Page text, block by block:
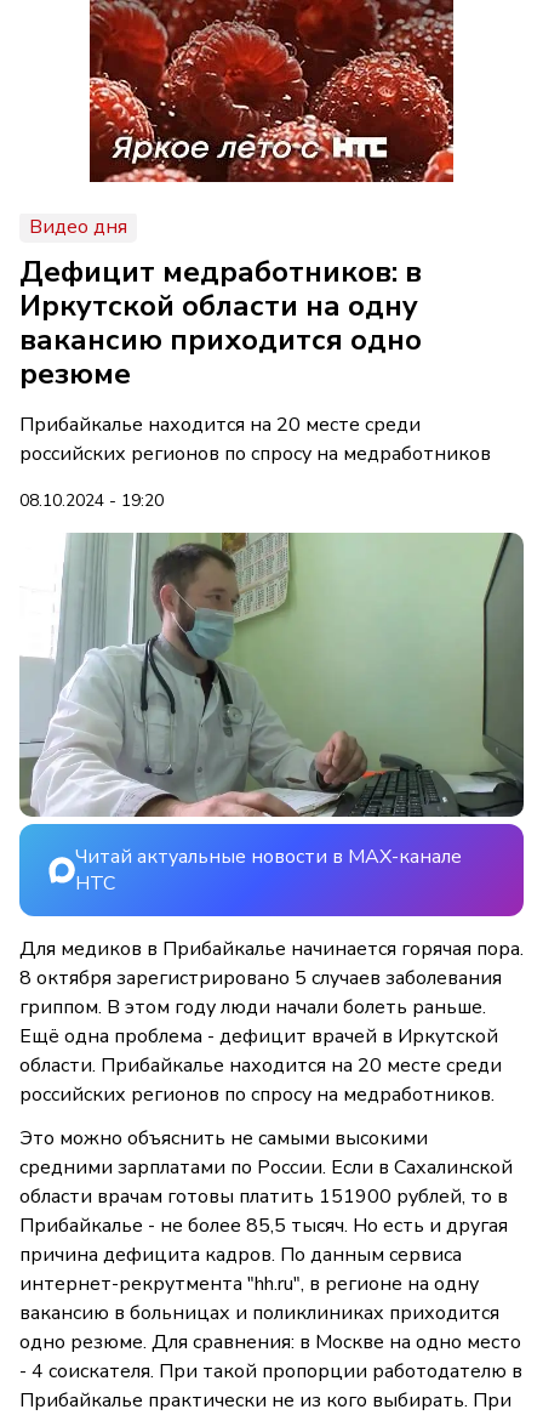
Видео дня
Дефицит медработников: в
Иркутской области на одну
вакансию приходится одно
резюме
Прибайкалье находится на 20 месте среди
российских регионов по спросу на медработников
08.10.2024 - 19:20
Читай актуальные новости в MAX-канале
НТС
Для медиков в Прибайкалье начинается горячая пора.
8 октября зарегистрировано 5 случаев заболевания
гриппом. В этом году люди начали болеть раньше.
Ещё одна проблема - дефицит врачей в Иркутской
области. Прибайкалье находится на 20 месте среди
российских регионов по спросу на медработников.
Это можно объяснить не самыми высокими
средними зарплатами по России. Если в Сахалинской
области врачам готовы платить 151900 рублей, то в
Прибайкалье - не более 85,5 тысяч. Но есть и другая
причина дефицита кадров. По данным сервиса
интернет-рекрутмента "hh.ru", в регионе на одну
вакансию в больницах и поликлиниках приходится
одно резюме. Для сравнения: в Москве на одно место
- 4 соискателя. При такой пропорции работодателю в
Прибайкалье практически не из кого выбирать. При